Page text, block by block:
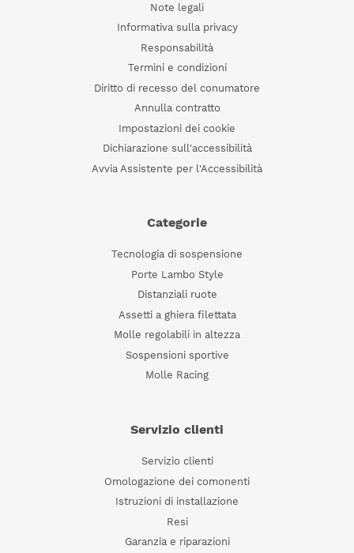
Note legali
Informativa sulla privacy
Responsabilità
Termini e condizioni
Diritto di recesso del conumatore
Annulla contratto
Impostazioni dei cookie
Dichiarazione sull'accessibilità
Avvia Assistente per l'Accessibilità
Categorie
Tecnologia di sospensione
Porte Lambo Style
Distanziali ruote
Assetti a ghiera filettata
Molle regolabili in altezza
Sospensioni sportive
Molle Racing
Servizio clienti
Servizio clienti
Omologazione dei comonenti
Istruzioni di installazione
Resi
Garanzia e riparazioni